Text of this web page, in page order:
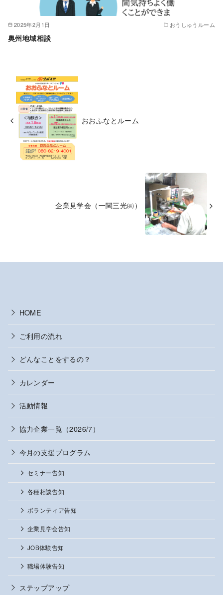
2025年2月1日 おうしゅうルーム
奥州地域相談
おおふなとルーム
企業見学会（一関三光㈱）
HOME
ご利用の流れ
どんなことをするの？
カレンダー
活動情報
協力企業一覧（2026/7）
今月の支援プログラム
セミナー告知
各種相談告知
ボランティア告知
企業見学会告知
JOB体験告知
職場体験告知
ステップアップ